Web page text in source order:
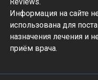
Информация на сайте
использована для
назначения лечения и
приём врача.